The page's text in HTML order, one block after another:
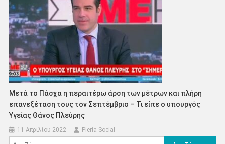
Μετά το Πάσχα η περαιτέρω άρση των μέτρων και πλήρη
επανεξέταση τους τον Σεπτέμβριο – Τι είπε ο υπουργός
Υγείας Θάνος Πλεύρης
11 Απριλίου 2022 Pieria Social
Αναζήτηση